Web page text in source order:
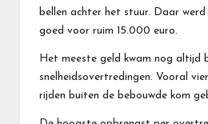
bellen achter het stuur. Daar werd
goed voor ruim 15.000 euro.
Het meeste geld kwam nog altijd
snelheidsovertredingen. Vooral
rijden buiten de bebouwde kom